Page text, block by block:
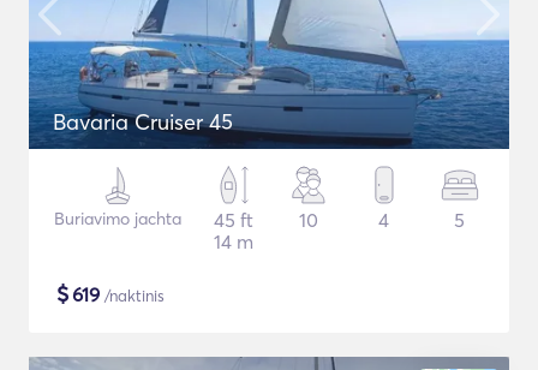
Bavaria Cruiser 45
Buriavimo jachta
45 ft
14 m
10 4 5
$619 /naktinis